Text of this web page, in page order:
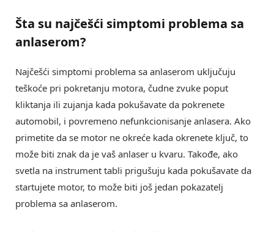
Šta su najčešći simptomi problema sa
anlaserom?
Najčešći simptomi problema sa anlaserom uključuju
teškoće pri pokretanju motora, čudne zvuke poput
kliktanja ili zujanja kada pokušavate da pokrenete
automobil, i povremeno nefunkcionisanje anlasera. Ako
primetite da se motor ne okreće kada okrenete ključ, to
može biti znak da je vaš anlaser u kvaru. Takođe, ako
svetla na instrument tabli prigušuju kada pokušavate da
startujete motor, to može biti još jedan pokazatelj
problema sa anlaserom.